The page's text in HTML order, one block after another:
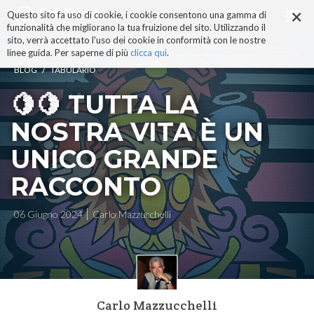
×
Questo sito fa uso di cookie, i cookie consentono una gamma di
funzionalità che migliorano la tua fruizione del sito. Utilizzando il
sito, verrà accettato l'uso dei cookie in conformità con le nostre
linee guida. Per saperne di più clicca qui.
ai
contenuti.
|
alla
navigazione
BLOG / TABULARIO
🍋🍋 TUTTA LA
NOSTRA VITA È UN
UNICO GRANDE
RACCONTO
06 Giugno 2024 Carlo Mazzucchelli
Carlo Mazzucchelli